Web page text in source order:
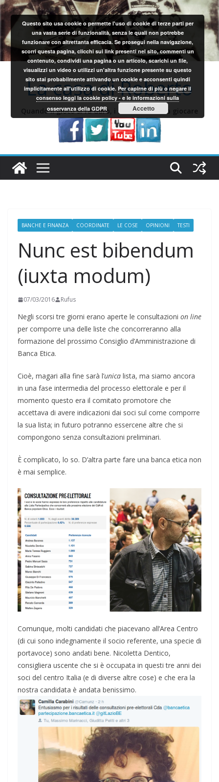
Salta
al
contenuto
La casa di Roberto
Quando il gioco si fa duro, i sardi iniziano a giocare
BANCHE E FINANZA COORDINATE LE COSE OPINIONI TESTI
Nunc est bibendum
(iuxta modum)
07/03/2016 Rufus
Negli scorsi tre giorni erano aperte le consultazioni on line
per comporre una delle liste che concorreranno alla
formazione del prossimo Consiglio d’Amministrazione di
Banca Etica.
Cioè, magari alla fine sarà l’unica lista, ma siamo ancora
in una fase intermedia del processo elettorale e per il
momento questo era il comitato promotore che
accettava di avere indicazioni dai soci sul come comporre
la sua lista; in futuro potranno essercene altre che si
compongono senza consultazioni preliminari.
È complicato, lo so. D’altra parte fare una banca etica non
è mai semplice.
Comunque, molti candidati che piacevano all’Area Centro
(di cui sono indegnamente il socio referente, una specie di
portavoce) sono andati bene. Nicoletta Dentico,
consigliera uscente che si è occupata in questi tre anni dei
soci del centro Italia (e di diverse altre cose) e che era la
nostra candidata è andata benissimo.
Questo sito usa cookie o permette l'uso di cookie di terze parti per
una vasta serie di funzionalità, senza le quali non potrebbe
funzionare con altrettanta efficacia. Se prosegui nella navigazione,
scorri questa pagina, clicchi sui link presenti nel sito, commenti un
contenuto, condividi una pagina o un articolo, scarichi un file,
visualizzi un video o utilizzi un'altra funzione presente su questo
sito stai probabilmente attivando un cookie e acconsenti quindi
implicitamente all'utilizzo di cookie.Per capirne di più o negare il
consenso leggi la cookie policy - e le informazioni sulla
osservanza della GDPR
Accetto